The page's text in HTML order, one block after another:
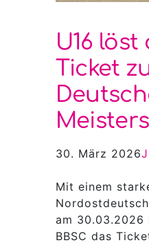
U16 löst
Ticket
30. März 2026
Mit einem
am 30.03.2026
BBSC das